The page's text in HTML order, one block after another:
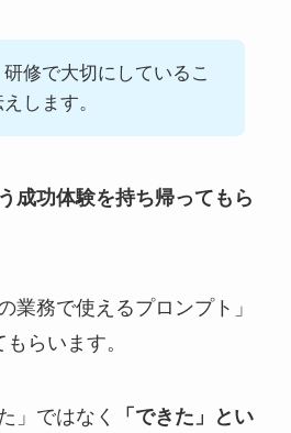
修で大切にしているこ
します。
成功体験を持ち帰ってもら
業務で使えるプロンプト」
らいます。
」ではなく
「できた」とい